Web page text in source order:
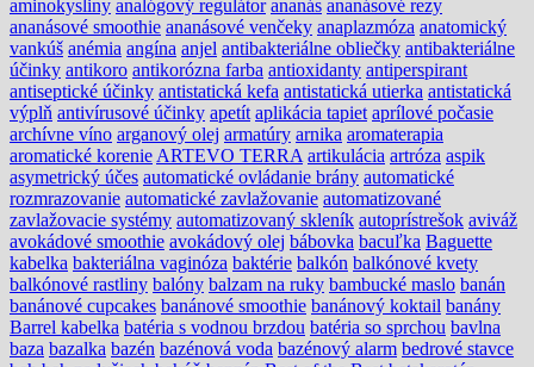
aminokysliny analógový regulátor ananás ananásové rezy
ananásové smoothie ananásové venčeky anaplazmóza anatomický
vankúš anémia angína anjel antibakteriálne obliečky antibakteriálne
účinky antikoro antikorózna farba antioxidanty antiperspirant
antiseptické účinky antistatická kefa antistatická utierka antistatická
výplň antivírusové účinky apetít aplikácia tapiet aprílové počasie
archívne víno arganový olej armatúry arnika aromaterapia
aromatické korenie ARTEVO TERRA artikulácia artróza aspik
asymetrický účes automatické ovládanie brány automatické
rozmrazovanie automatické zavlažovanie automatizované
zavlažovacie systémy automatizovaný skleník autoprístrešok aviváž
avokádové smoothie avokádový olej bábovka bacuľka Baguette
kabelka bakteriálna vaginóza baktérie balkón balkónové kvety
balkónové rastliny balóny balzam na ruky bambucké maslo banán
banánové cupcakes banánové smoothie banánový koktail banány
Barrel kabelka batéria s vodnou brzdou batéria so sprchou bavlna
baza bazalka bazén bazénová voda bazénový alarm bedrové stavce